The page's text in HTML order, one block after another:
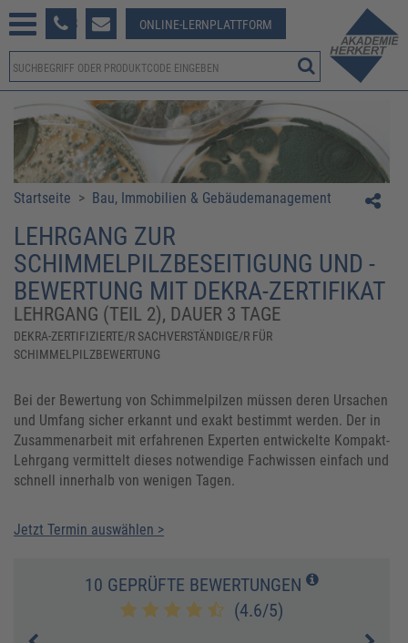
381-123 ONLINE-LERNPLATTFORM
Startseite > Bau, Immobilien & Gebäudemanagement
LEHRGANG ZUR
SCHIMMELPILZBESEITIGUNG UND -
BEWERTUNG MIT DEKRA-ZERTIFIKAT
LEHRGANG (TEIL 2), DAUER 3 TAGE
DEKRA-ZERTIFIZIERTE/R SACHVERSTÄNDIGE/R FÜR
SCHIMMELPILZBEWERTUNG
Bei der Bewertung von Schimmelpilzen müssen deren Ursachen
und Umfang sicher erkannt und exakt bestimmt werden. Der in
Zusammenarbeit mit erfahrenen Experten entwickelte Kompakt-
Lehrgang vermittelt dieses notwendige Fachwissen einfach und
schnell innerhalb von wenigen Tagen.
Jetzt Termin auswählen >
10 GEPRÜFTE BEWERTUNGEN
(4.6/5)